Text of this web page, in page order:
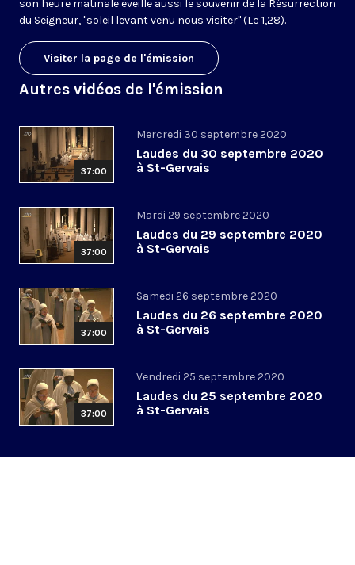
son heure matinale éveille aussi le souvenir de la Résurrection
du Seigneur, "soleil levant venu nous visiter" (Lc 1,28).
Visiter la page de l'émission
Autres vidéos de l'émission
37:00
Mercredi 30 septembre 2020
Laudes du 30 septembre 2020
à St-Gervais
37:00
Mardi 29 septembre 2020
Laudes du 29 septembre 2020
à St-Gervais
37:00
Samedi 26 septembre 2020
Laudes du 26 septembre 2020
à St-Gervais
37:00
Vendredi 25 septembre 2020
Laudes du 25 septembre 2020
à St-Gervais